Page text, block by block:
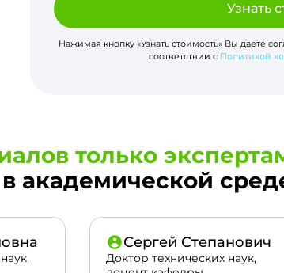
Узнать
Нажимая кнопку «Узнать стоимость» Вы даете
соответствии с Политикой
только
академической
Сергей Степанович
Доктор технических наук,